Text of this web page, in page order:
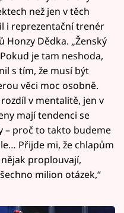
než jen v těch
i reprezentační trenér
Honzy Dědka. „Ženský
je tam neshoda,
s tím, že musí být
věci moc osobně.
v mentalitě, jen v
mají tendenci se
– proč to takto budeme
Přijde mi, že chlapům
proplouvají,
milion otázek,“